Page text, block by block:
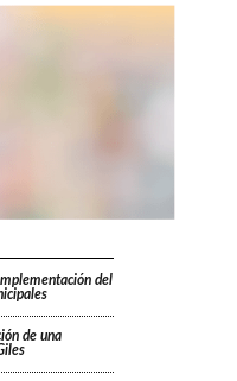
del
de una